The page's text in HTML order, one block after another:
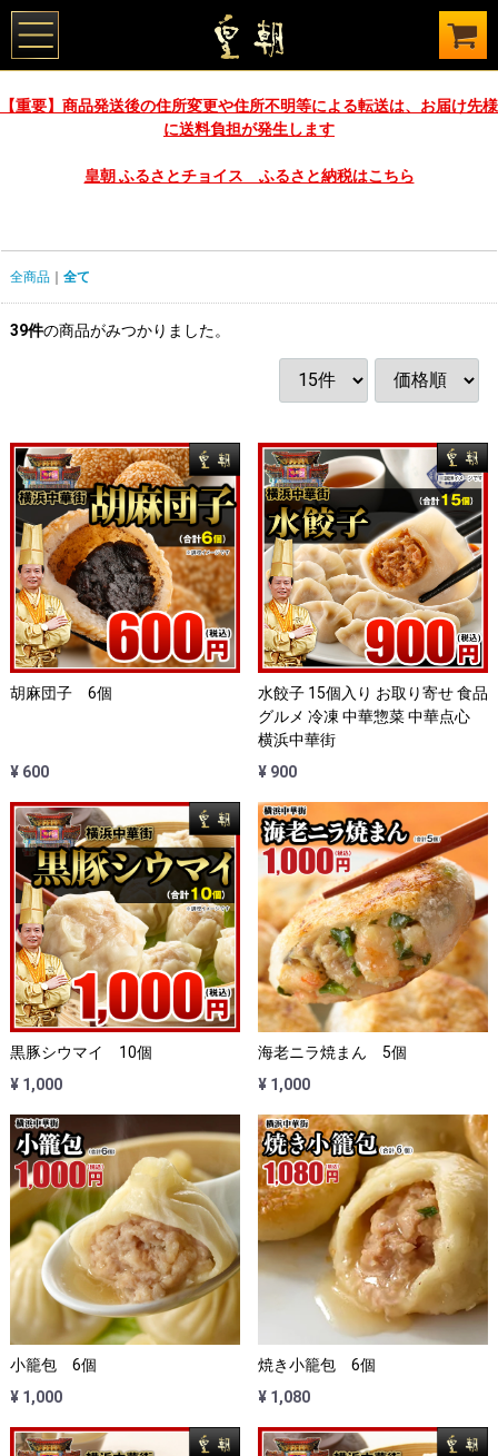
【重要】商品発送後の住所変更や住所不明等による転送は、お届け先様
に送料負担が発生します
皇朝 ふるさとチョイス ふるさと納税はこちら
全商品 全て
39件の商品がみつかりました。
胡麻団子 6個
¥ 600
水餃子 15個入り お取り寄せ 食品
グルメ 冷凍 中華惣菜 中華点心
横浜中華街
¥ 900
黒豚シウマイ 10個
¥ 1,000
海老ニラ焼まん 5個
¥ 1,000
小籠包 6個
¥ 1,000
焼き小籠包 6個
¥ 1,080